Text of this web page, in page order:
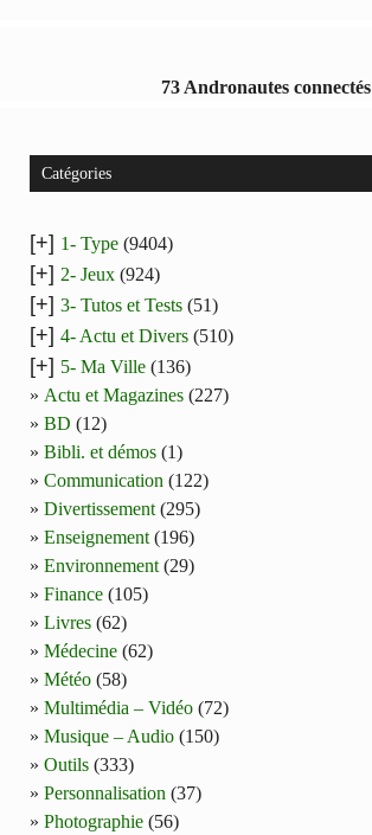
73 Andronautes connectés
Catégories
[+] 1- Type (9404)
[+] 2- Jeux (924)
[+] 3- Tutos et Tests (51)
[+] 4- Actu et Divers (510)
[+] 5- Ma Ville (136)
Actu et Magazines (227)
BD (12)
Bibli. et démos (1)
Communication (122)
Divertissement (295)
Enseignement (196)
Environnement (29)
Finance (105)
Livres (62)
Médecine (62)
Météo (58)
Multimédia – Vidéo (72)
Musique – Audio (150)
Outils (333)
Personnalisation (37)
Photographie (56)